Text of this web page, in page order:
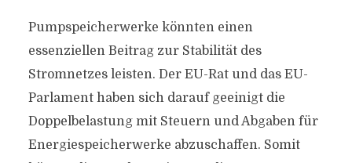
Pumpspeicherwerke könnten einen
essenziellen Beitrag zur Stabilität des
Stromnetzes leisten. Der EU-Rat und das EU-
Parlament haben sich darauf geeinigt die
Doppelbelastung mit Steuern und Abgaben für
Energiespeicherwerke abzuschaffen. Somit